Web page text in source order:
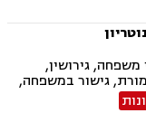
גירושין,
גישור במשפחה,
אישי, אלימות